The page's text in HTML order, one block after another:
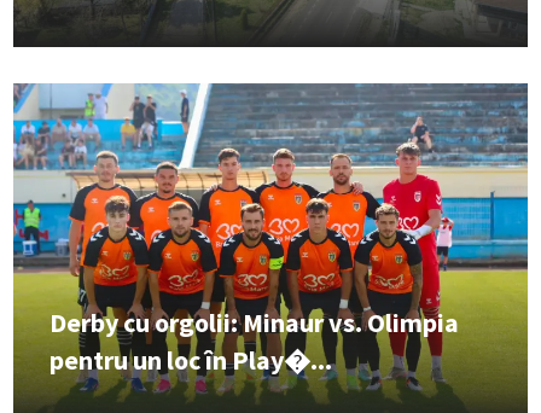
Derby cu orgolii: Minaur vs. Olimpia
pentru un loc în Play�...